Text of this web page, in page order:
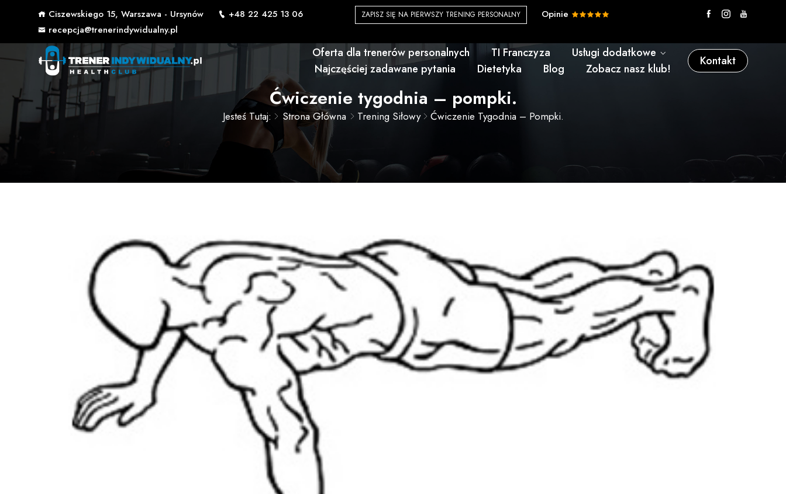
Ciszewskiego 15, Warszawa - Ursynów
+48 22 425 13 06
recepcja@trenerindywidualny.pl
ZAPISZ SIĘ NA PIERWSZY TRENING PERSONALNY Opinie
Oferta dla trenerów personalnych TI Franczyza
Usługi dodatkowe
Najczęściej zadawane pytania
Dietetyka Blog Zobacz nasz klub!
Kontakt
Ćwiczenie tygodnia – pompki.
Jesteś Tutaj: Strona Główna Trening Siłowy Ćwiczenie Tygodnia – Pompki.